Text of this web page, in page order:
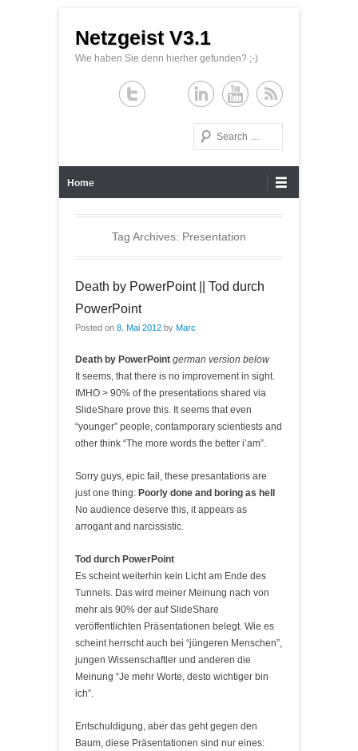
Netzgeist V3.1
Wie haben Sie denn hierher gefunden? ;-)
Search
Home
Tag Archives: Presentation
Death by PowerPoint || Tod durch
PowerPoint
Posted on 8. Mai 2012 by Marc
Death by PowerPoint german version below
It seems, that there is no improvement in sight.
IMHO > 90% of the presentations shared via
SlideShare prove this. It seems that even
“younger” people, contamporary scientiests and
other think “The more words the better i’am”.
Sorry guys, epic fail, these presantations are
just one thing: Poorly done and boring as hell
No audience deserve this, it appears as
arrogant and narcissistic.
Tod durch PowerPoint
Es scheint weiterhin kein Licht am Ende des
Tunnels. Das wird meiner Meinung nach von
mehr als 90% der auf SlideShare
veröffentlichten Präsentationen belegt. Wie es
scheint herrscht auch bei “jüngeren Menschen”,
jungen Wissenschaftler und anderen die
Meinung “Je mehr Worte, desto wichtiger bin
ich”.
Entschuldigung, aber das geht gegen den
Baum, diese Präsentationen sind nur eines: